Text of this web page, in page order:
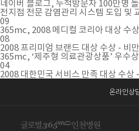
네이버 블로그, 누적방문자 100만명
전지점 전문 감염관리 시스템 도입 및
09
365mc, 2008 메디컬 코리아 대상 수
08
2008 프리미엄 브랜드 대상 수상 - 비
365mc, ‘제주형 의료관광상품’ 우수
04
2008 대한민국 서비스 만족 대상 수상
온라인상